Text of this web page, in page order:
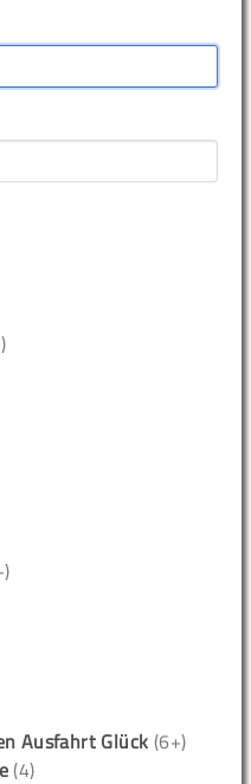
Ausfahrt Glück (6+)
(4)